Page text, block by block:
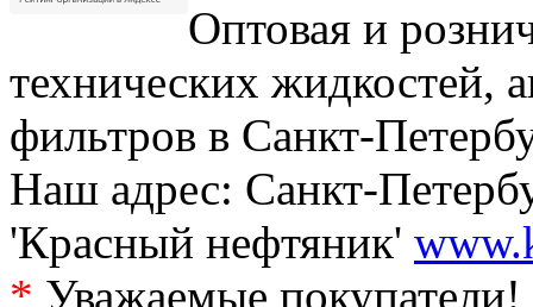
Оптовая и
технических жидкостей,
фильтров в Санкт-
Наш адрес: Санкт-
'Красный нефтяник'
* Уважаемые